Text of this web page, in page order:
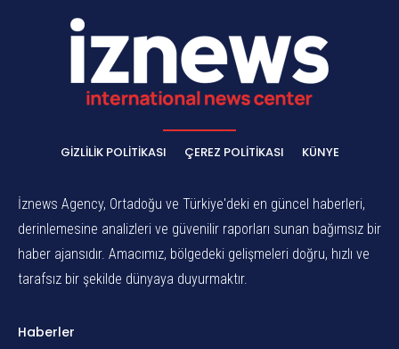
GIZLILIK POLITIKASI ÇEREZ POLITIKASI KÜNYE
İznews Agency, Ortadoğu ve Türkiye'deki en güncel haberleri,
derinlemesine analizleri ve güvenilir raporları sunan bağımsız bir
haber ajansıdır. Amacımız, bölgedeki gelişmeleri doğru, hızlı ve
tarafsız bir şekilde dünyaya duyurmaktır.
Haberler